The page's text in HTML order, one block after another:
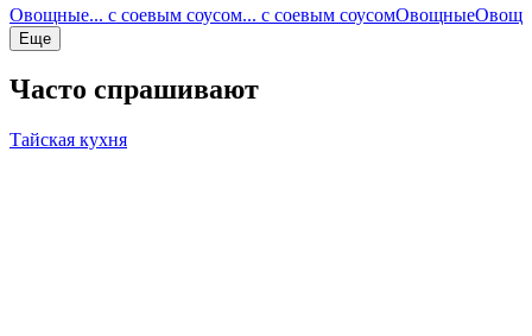
Овощные... с соевым соусом... с соевым соусомОвощные
Еще
Часто спрашивают
Тайская кухня